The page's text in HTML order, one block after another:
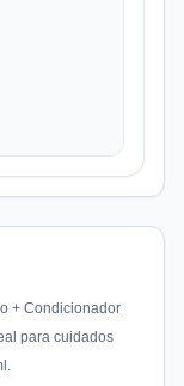
+ Condicionador
para cuidados